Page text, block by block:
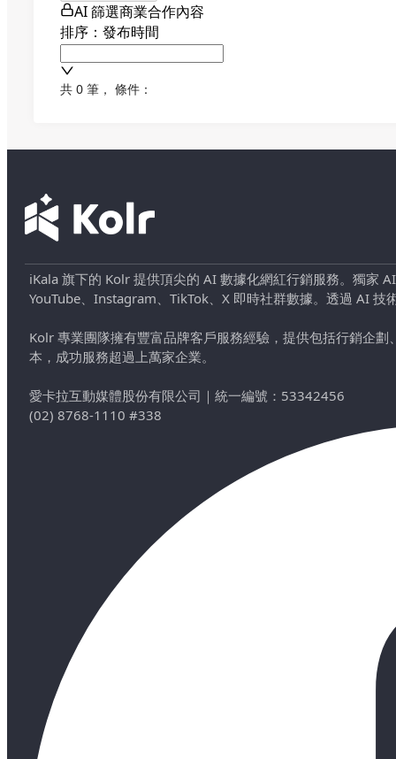
AI 篩選商業合作內容
排序：發布時間
共 0 筆 ， 條件：
iKala 旗下的 Kolr 提供頂尖的 AI 數據化網紅行銷服務。獨家
YouTube、Instagram、TikTok、X 即時社群數據。透過 AI
Kolr 專業團隊擁有豐富品牌客戶服務經驗，提供包括行銷企
本，成功服務超過上萬家企業。
愛卡拉互動媒體股份有限公司 ｜ 統一編號：53342456
(02) 8768-1110 #338